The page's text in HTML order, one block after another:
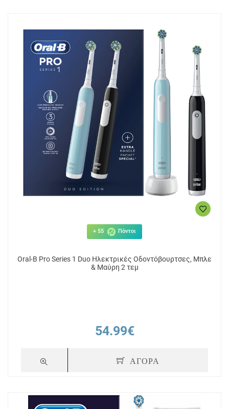
+ 55 Πόντοι
Oral-B Pro Series 1 Duo Ηλεκτρικές Οδοντόβουρτσες, Μπλε
& Μαύρη 2 τεμ
54.99€
ΑΓΟΡΑ